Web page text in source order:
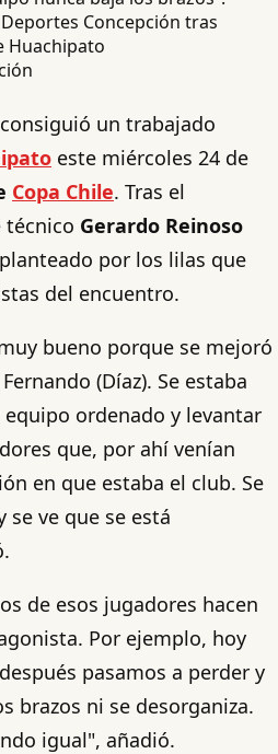
consiguió un trabajado
este miércoles 24 de
Copa Chile. Tras el
técnico Gerardo Reinoso
por los lilas que
del encuentro.
bueno porque se mejoró
(Díaz). Se estaba
ordenado y levantar
que, por ahí venían
en que estaba el club. Se
ve que se está
de esos jugadores hacen
Por ejemplo, hoy
pasamos a perder y
brazos ni se desorganiza.
igual", añadió.